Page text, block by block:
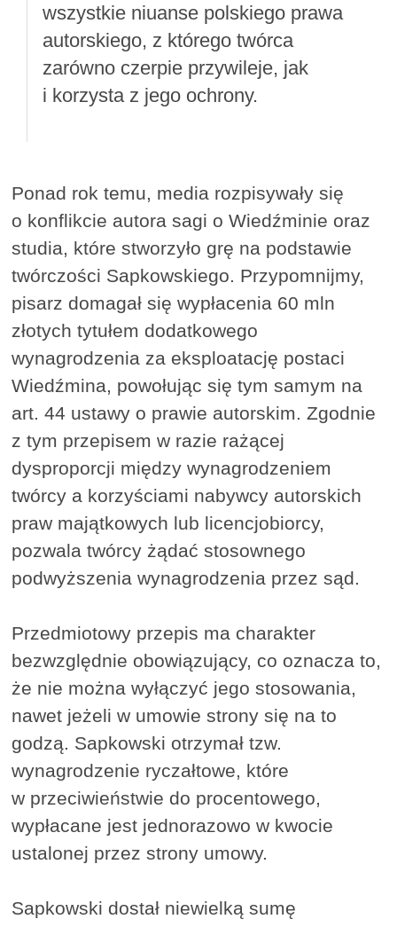
wszystkie niuanse polskiego prawa
autorskiego, z którego twórca
zarówno czerpie przywileje, jak
i korzysta z jego ochrony.
Ponad rok temu, media rozpisywały się
o konflikcie autora sagi o Wiedźminie oraz
studia, które stworzyło grę na podstawie
twórczości Sapkowskiego. Przypomnijmy,
pisarz domagał się wypłacenia 60 mln
złotych tytułem dodatkowego
wynagrodzenia za eksploatację postaci
Wiedźmina, powołując się tym samym na
art. 44 ustawy o prawie autorskim. Zgodnie
z tym przepisem w razie rażącej
dysproporcji między wynagrodzeniem
twórcy a korzyściami nabywcy autorskich
praw majątkowych lub licencjobiorcy,
pozwala twórcy żądać stosownego
podwyższenia wynagrodzenia przez sąd.
Przedmiotowy przepis ma charakter
bezwzględnie obowiązujący, co oznacza to,
że nie można wyłączyć jego stosowania,
nawet jeżeli w umowie strony się na to
godzą. Sapkowski otrzymał tzw.
wynagrodzenie ryczałtowe, które
w przeciwieństwie do procentowego,
wypłacane jest jednorazowo w kwocie
ustalonej przez strony umowy.
Sapkowski dostał niewielką sumę